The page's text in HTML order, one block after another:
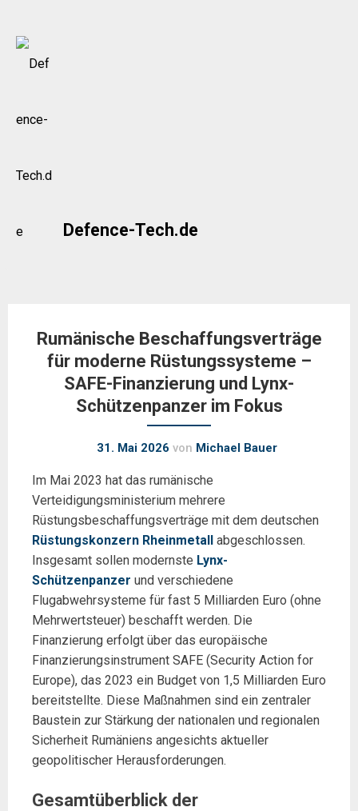
Skip
Defence-Tech.de
Rumänische Beschaffungsverträge
für moderne Rüstungssysteme –
SAFE-Finanzierung und Lynx-
Schützenpanzer im Fokus
31. Mai 2026 von Michael Bauer
Im Mai 2023 hat das rumänische
Verteidigungsministerium mehrere
Rüstungsbeschaffungsverträge mit dem deutschen
Rüstungskonzern Rheinmetall abgeschlossen.
Insgesamt sollen modernste Lynx-
Schützenpanzer und verschiedene
Flugabwehrsysteme für fast 5 Milliarden Euro (ohne
Mehrwertsteuer) beschafft werden. Die
Finanzierung erfolgt über das europäische
Finanzierungsinstrument SAFE (Security Action for
Europe), das 2023 ein Budget von 1,5 Milliarden Euro
bereitstellte. Diese Maßnahmen sind ein zentraler
Baustein zur Stärkung der nationalen und regionalen
Sicherheit Rumäniens angesichts aktueller
geopolitischer Herausforderungen.
Gesamtüberblick der